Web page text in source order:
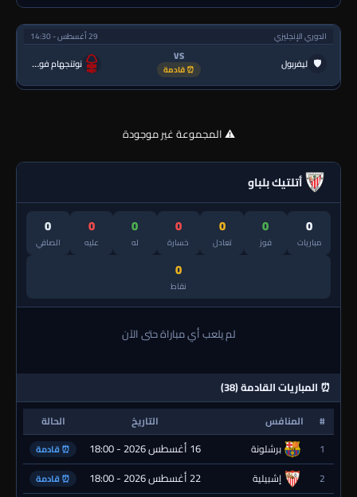
الدوري الإنجليزي 29 أغسطس - 14:30
🛡 ليفربول VS
⏰ قادمة نوتنجهام فورست
⚠️ المجموعة غير موجودة
أتلتيك بلباو
0
مباريات
0
فوز
0
تعادل
0
خسارة
0
له
0
عليه
0
الصافي
0
نقاط
لم يلعب أي مباراة حتى الآن
⏰ المباريات القادمة (38)
# المنافس التاريخ
الحالة
1
برشلونة 16 أغسطس 2026 - 18:00 ⏰ قادمة
2 إشبيلية 22 أغسطس 2026 - 18:00 ⏰ قادمة